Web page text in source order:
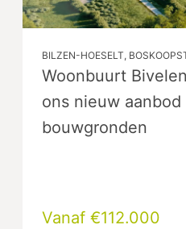
BILZEN-HOESELT,
Woonbuurt
ons nieuw aanbod
bouwgronden
Vanaf €112.000